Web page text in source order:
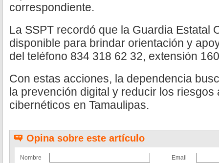
correspondiente.
La SSPT recordó que la Guardia Estatal
disponible para brindar orientación y
del teléfono 834 318 62 32, extensión
Con estas acciones, la dependencia
la prevención digital y reducir los
cibernéticos en Tamaulipas.
Opina sobre este artículo
Nombre
Email